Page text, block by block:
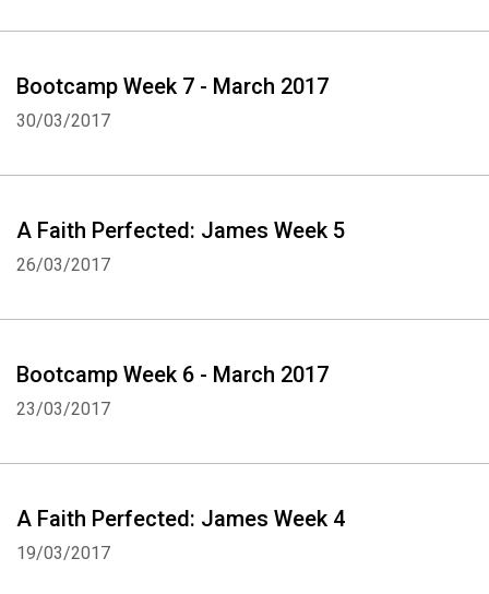
Bootcamp Week 7 - March 2017
30/03/2017
A Faith Perfected: James Week 5
26/03/2017
Bootcamp Week 6 - March 2017
23/03/2017
A Faith Perfected: James Week 4
19/03/2017